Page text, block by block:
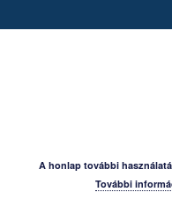
A honlap további
További